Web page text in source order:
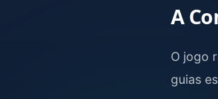
A
O jogo
guias